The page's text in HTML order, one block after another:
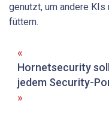
genutzt, um andere
füttern.
Hornetsecurity
jedem Security-